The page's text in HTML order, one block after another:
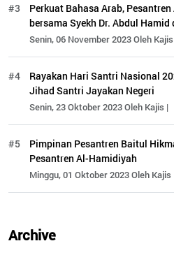
#3
Perkuat Bahasa Arab,
bersama Syekh Dr. Abdul Hamid
Senin, 06 November 2023 Oleh
#4
Rayakan Hari Santri Nasional
Jihad Santri Jayakan Negeri
Senin, 23 Oktober 2023 Oleh Kajis |
#5
Pimpinan Pesantren Baitul
Pesantren Al-Hamidiyah
Minggu, 01 Oktober 2023 Oleh Kajis
Archive